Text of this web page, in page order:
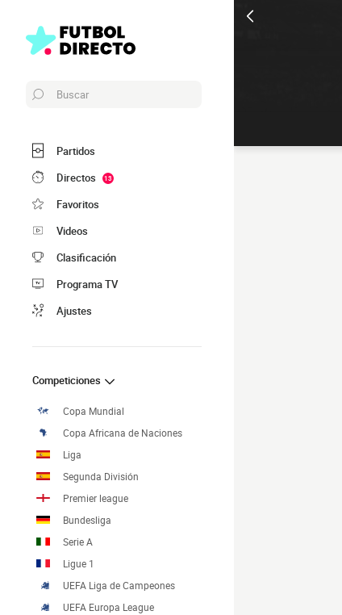
Buscar
Partidos
Directos
13
Favoritos
Videos
Clasificación
Programa TV
Ajustes
Competiciones
Copa Mundial
Copa Africana de Naciones
Liga
Segunda División
Premier league
Bundesliga
Serie A
Ligue 1
UEFA Liga de Campeones
UEFA Europa League